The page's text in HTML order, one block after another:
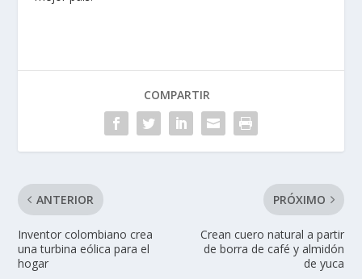
COMPARTIR
ANTERIOR
Inventor colombiano crea
una turbina eólica para el
hogar
PRÓXIMO
Crean cuero natural a partir
de borra de café y almidón
de yuca